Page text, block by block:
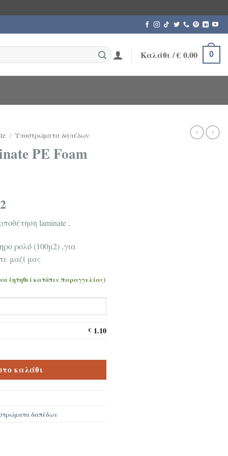
Καλάθι /€0.00 0
/ Υποστρώματα δαπέδων
PE Foam
laminate .
ρολό (100μ2) ,για
μαζί μας
ζητηθεί κατόπιν παραγγελίας)
€1.10
καλάθι
δαπέδων